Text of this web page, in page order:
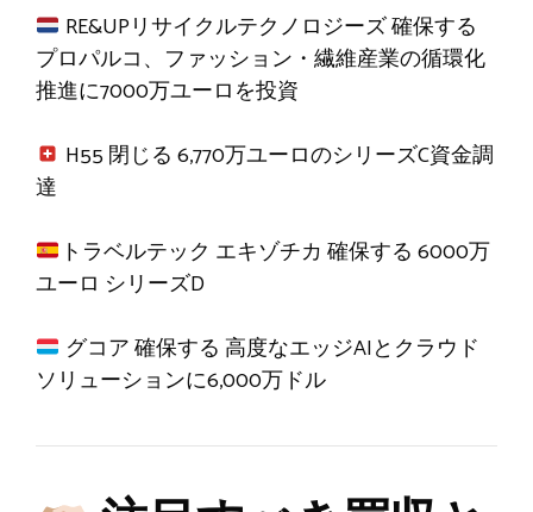
RE&UPリサイクルテクノロジーズ確保する
プロパルコ、ファッション・繊維産業の循環化
推進に7000万ユーロを投資
H55 閉じる 6,770万ユーロのシリーズC資金調
達
トラベルテック エキゾチカ 確保する 6000万
ユーロ シリーズD
グコア確保する 高度なエッジAIとクラウド
ソリューションに6,000万ドル